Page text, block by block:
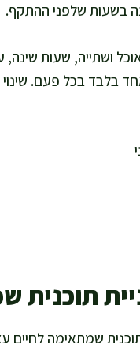
בשעות שלפני ההתקף.
ושתייה, שעות
בלבד בכל פעם. שינוי
תוכנית
שמתאימה